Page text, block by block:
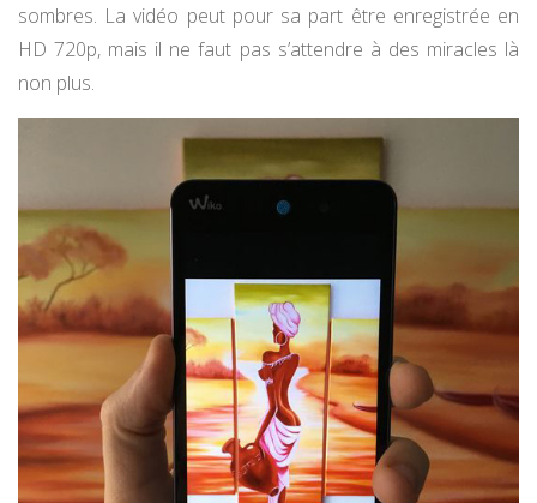
sombres. La vidéo peut pour sa part être enregistrée en
HD 720p, mais il ne faut pas s’attendre à des miracles là
non plus.